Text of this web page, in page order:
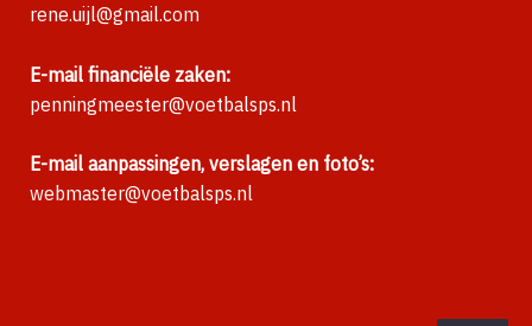
rene.uijl@gmail.com
E-mail financiële zaken:
penningmeester@voetbalsps.nl
E-mail aanpassingen, verslagen en foto’s:
webmaster@voetbalsps.nl